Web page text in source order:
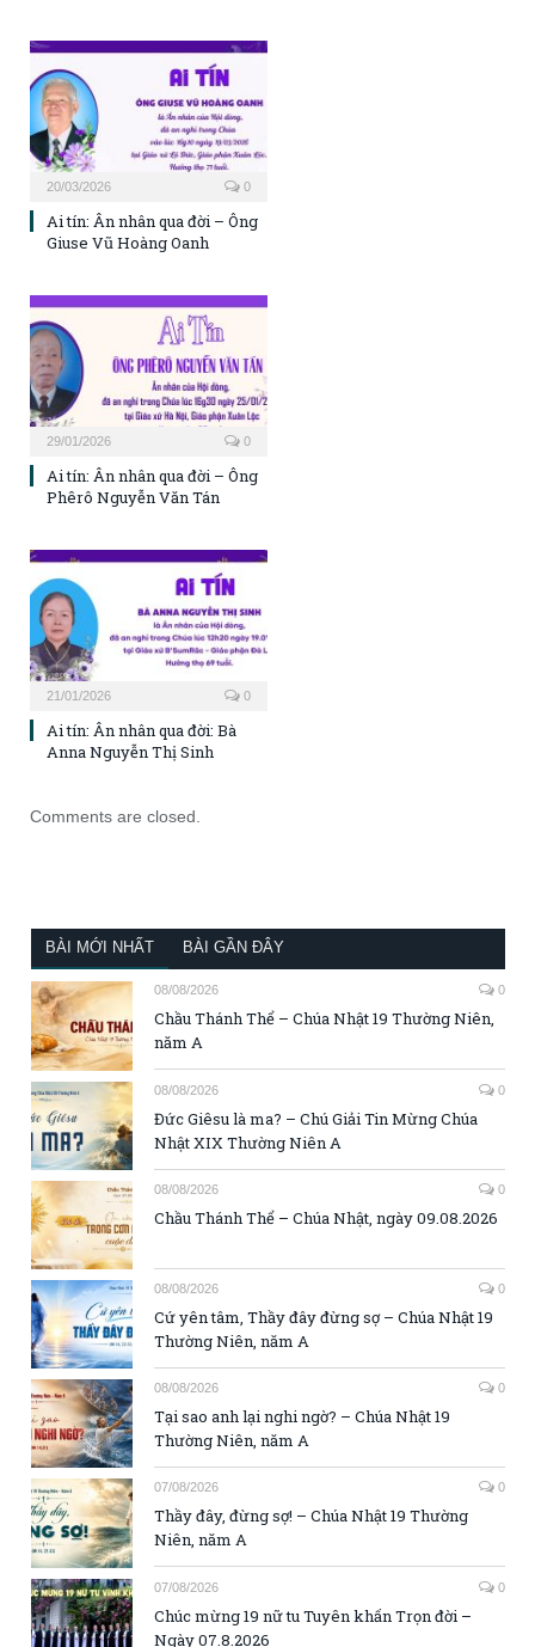
20/03/2026 0
Ai tín: Ân nhân qua đời – Ông
Giuse Vũ Hoàng Oanh
29/01/2026 0
Ai tín: Ân nhân qua đời – Ông
Phêrô Nguyễn Văn Tán
21/01/2026 0
Ai tín: Ân nhân qua đời: Bà
Anna Nguyễn Thị Sinh
Comments are closed.
BÀI MỚI NHẤT BÀI GẦN ĐÂY
08/08/2026 0
Chầu Thánh Thể – Chúa Nhật 19 Thường Niên,
năm A
08/08/2026 0
Đức Giêsu là ma? – Chú Giải Tin Mừng Chúa
Nhật XIX Thường Niên A
08/08/2026 0
Chầu Thánh Thể – Chúa Nhật, ngày 09.08.2026
08/08/2026 0
Cứ yên tâm, Thầy đây đừng sợ – Chúa Nhật 19
Thường Niên, năm A
08/08/2026 0
Tại sao anh lại nghi ngờ? – Chúa Nhật 19
Thường Niên, năm A
07/08/2026 0
Thầy đây, đừng sợ! – Chúa Nhật 19 Thường
Niên, năm A
07/08/2026 0
Chúc mừng 19 nữ tu Tuyên khấn Trọn đời –
Ngày 07.8.2026